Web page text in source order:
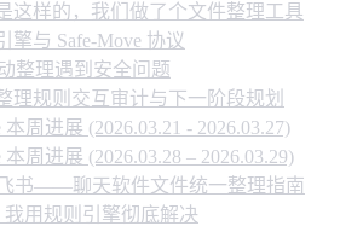
这样的，我们做了个文件整理工具
擎与 Safe-Move 协议
整理遇到安全问题
理规则交互审计与下一阶段规划
周进展 (2026.03.21 - 2026.03.27)
周进展 (2026.03.28 – 2026.03.29)
书——聊天软件文件统一整理指南
用规则引擎彻底解决